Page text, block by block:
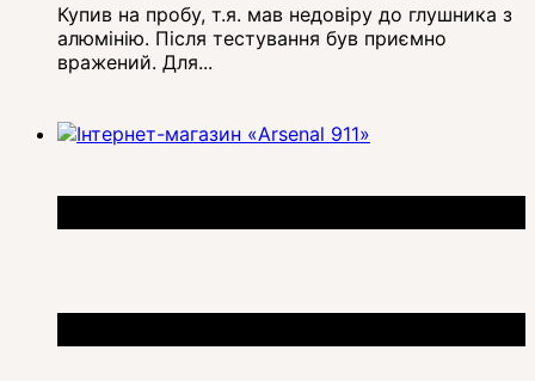
Купив на пробу, т.я. мав недовіру до глушника з
алюмінію. Після тестування був приємно
вражений. Для...